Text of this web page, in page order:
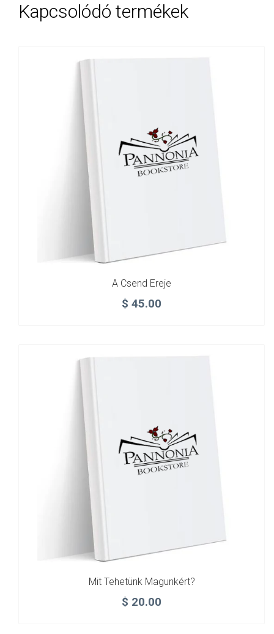
Kapcsolódó termékek
A Csend Ereje
$ 45.00
Mit Tehetünk Magunkért?
$ 20.00